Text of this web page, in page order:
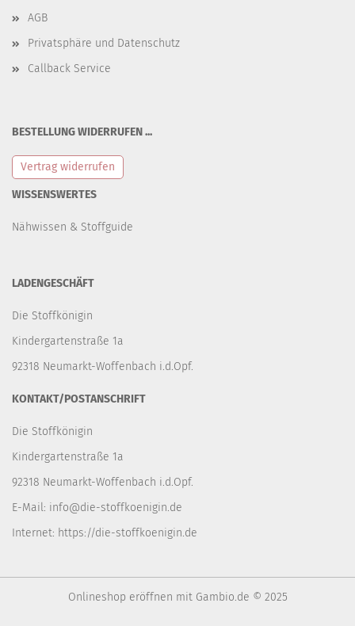
AGB
Privatsphäre und Datenschutz
Callback Service
BESTELLUNG WIDERRUFEN ...
Vertrag widerrufen
WISSENSWERTES
Nähwissen & Stoffguide
LADENGESCHÄFT
Die Stoffkönigin
Kindergartenstraße 1a
92318 Neumarkt-Woffenbach i.d.Opf.
KONTAKT/POSTANSCHRIFT
Die Stoffkönigin
Kindergartenstraße 1a
92318 Neumarkt-Woffenbach i.d.Opf.
E-Mail: info@die-stoffkoenigin.de
Internet: https://die-stoffkoenigin.de
Onlineshop eröffnen mit Gambio.de © 2025